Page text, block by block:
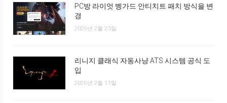
PC방 라이엇 벵가드 안티치트 패치 방식을 변
경
2026년 2월 25일
리니지 클래식 자동사냥 ATS 시스템 공식 도
입
2026년 2월 11일